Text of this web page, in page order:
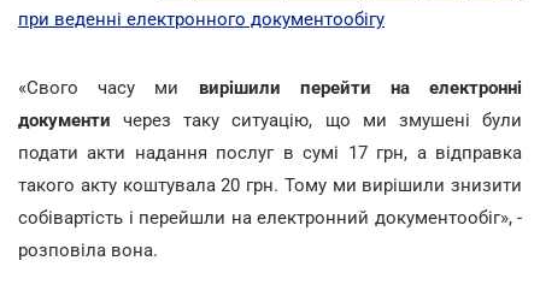
при веденні електронного документообігу
«Свого часу ми вирішили перейти на електронні
документи через таку ситуацію, що ми змушені були
подати акти надання послуг в сумі 17 грн, а відправка
такого акту коштувала 20 грн. Тому ми вирішили знизити
собівартість і перейшли на електронний документообіг», -
розповіла вона.